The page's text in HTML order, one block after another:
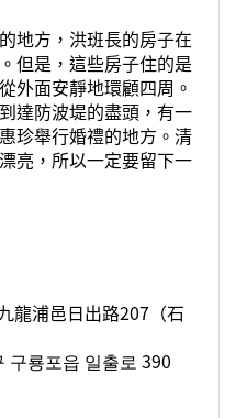
地方，洪班長的房子在
但是，這些房子住的是
外面安靜地環顧四周。
達防波堤的盡頭，有一
珍舉行婚禮的地方。清
亮，所以一定要留下一
龍浦邑日出路207（石
구룡포읍 일출로 390